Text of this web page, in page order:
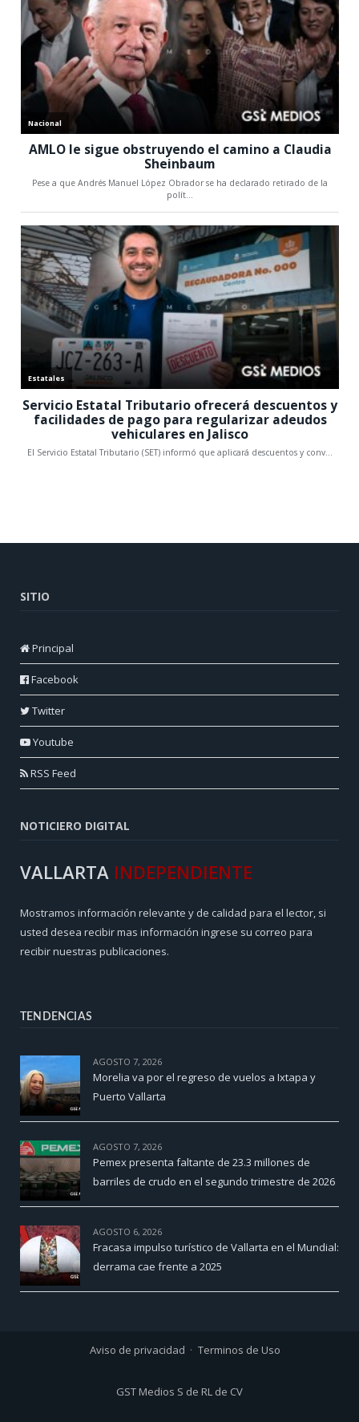
SITIO
Principal
Facebook
Twitter
Youtube
RSS Feed
NOTICIERO DIGITAL
VALLARTA INDEPENDIENTE
Mostramos información relevante y de calidad para el lector, si
usted desea recibir mas información ingrese su correo para
recibir nuestras publicaciones.
TENDENCIAS
AGOSTO 7, 2026
Morelia va por el regreso de vuelos a Ixtapa y
Puerto Vallarta
AGOSTO 7, 2026
Pemex presenta faltante de 23.3 millones de
barriles de crudo en el segundo trimestre de 2026
AGOSTO 6, 2026
Fracasa impulso turístico de Vallarta en el Mundial:
derrama cae frente a 2025
Aviso de privacidad Terminos de Uso
GST Medios S de RL de CV